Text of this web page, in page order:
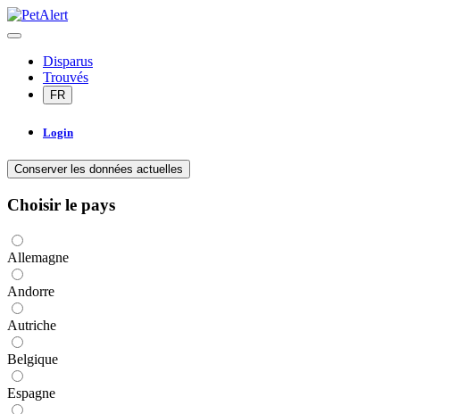
Disparus
Trouvés
FR
Login
Conserver les données actuelles
Choisir le pays
Allemagne
Andorre
Autriche
Belgique
Espagne